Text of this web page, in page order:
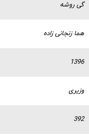
گی روشه
هما زنجانی زاده
1396
وزیری
392